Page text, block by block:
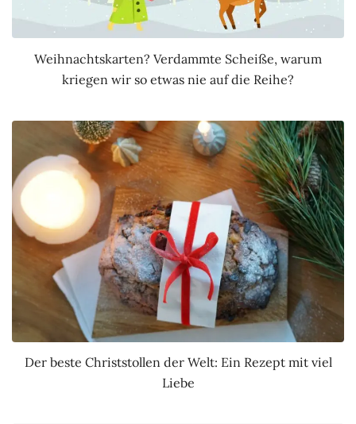
Weihnachtskarten? Verdammte Scheiße, warum
kriegen wir so etwas nie auf die Reihe?
Der beste Christstollen der Welt: Ein Rezept mit viel
Liebe